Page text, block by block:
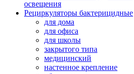
освещения
Рециркуляторы бактерицидные
для дома
для офиса
для школы
закрытого типа
медицинский
настенное крепление